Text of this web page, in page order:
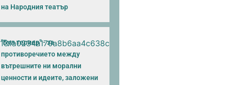
на Народния театър
"Бул териер" - за
противоречието между
вътрешните ни морални
ценности и идеите, заложени